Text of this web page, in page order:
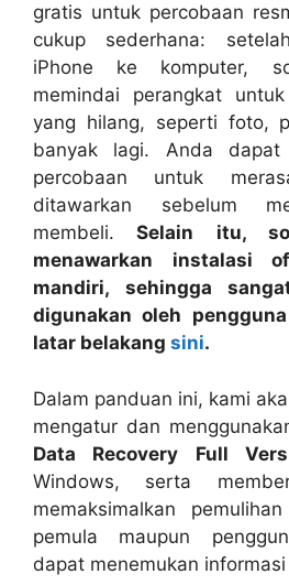
gratis untuk percobaan
cukup sederhana:
iPhone ke komputer,
memindai perangkat
yang hilang, seperti foto,
banyak lagi. Anda dapat
percobaan untuk
ditawarkan sebelum
membeli. Selain itu,
menawarkan instalasi
mandiri, sehingga
digunakan oleh
latar belakang sini.
Dalam panduan ini, kami
mengatur dan
Data Recovery Full
Windows, serta
memaksimalkan
pemula maupun
dapat menemukan